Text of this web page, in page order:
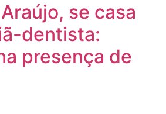
se casa
dentista:
presença de